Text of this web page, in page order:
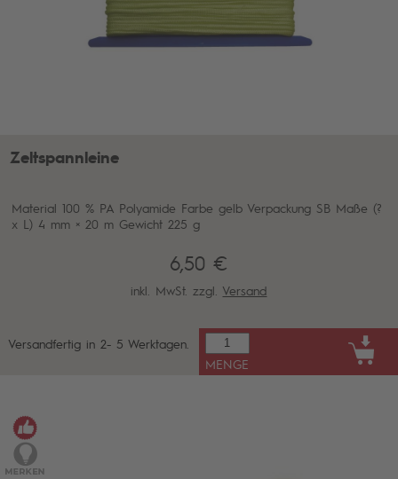
Zeltspannleine
Material 100 % PA Polyamide Farbe gelb Verpackung SB Maße (?
x L) 4 mm × 20 m Gewicht 225 g
6,50 €
inkl. MwSt. zzgl. Versand
Versandfertig in 2- 5 Werktagen.
MENGE